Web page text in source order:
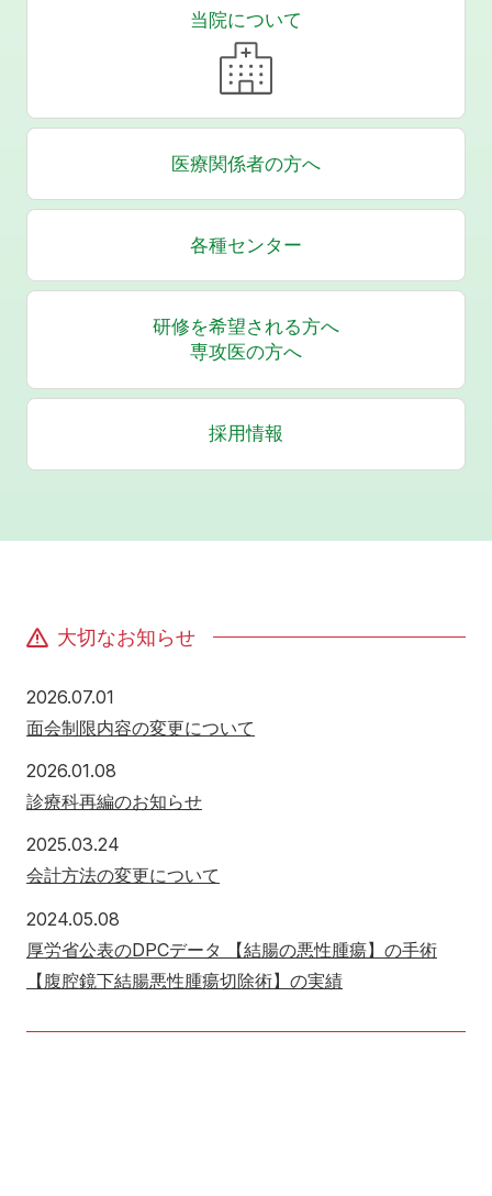
当院について
医療関係者の方へ
各種センター
研修を希望される方へ
専攻医の方へ
採用情報
大切なお知らせ
2026.07.01
面会制限内容の変更について
2026.01.08
診療科再編のお知らせ
2025.03.24
会計方法の変更について
2024.05.08
厚労省公表のDPCデータ 【結腸の悪性腫瘍】の手術
【腹腔鏡下結腸悪性腫瘍切除術】の実績